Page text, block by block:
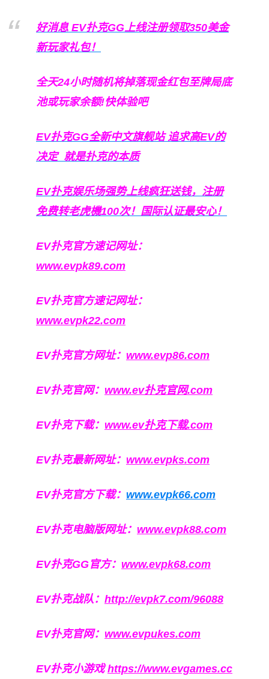
好消息 EV扑克GG上线注册领取350美金
新玩家礼包！
全天24小时随机将掉落现金红包至牌局底
池或玩家余额!快体验吧
EV扑克GG全新中文旗舰站追求高EV的
决定 就是扑克的本质
EV扑克娱乐场强势上线疯狂送钱，注册
免费转老虎機100次！国际认证最安心！
EV扑克官方速记网址：
www.evpk89.com
EV扑克官方速记网址：
www.evpk22.com
EV扑克官方网址： www.evp86.com
EV扑克官网： www.ev扑克官网.com
EV扑克下载： www.ev扑克下载.com
EV扑克最新网址： www.evpks.com
EV扑克官方下载： www.evpk66.com
EV扑克电脑版网址： www.evpk88.com
EV扑克GG官方： www.evpk68.com
EV扑克战队： http://evpk7.com/96088
EV扑克官网： www.evpukes.com
EV扑克小游戏https://www.evgames.cc